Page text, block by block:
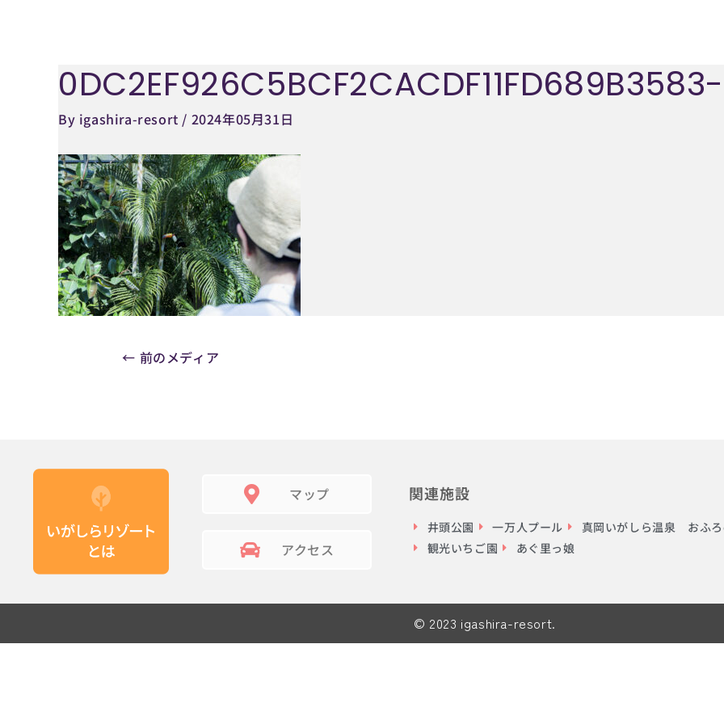
By igashira-resort / 2024年05月31日
Post
navigation
← 前のメディア
マップ
アクセス
関連施設
井頭公園 一万人プール
真岡いがしら温泉 おふ
観光いちご園
あぐ里っ娘
© 2023 igashira-resort.